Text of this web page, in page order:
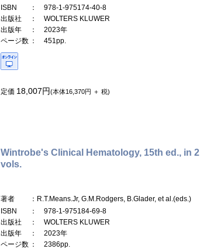
ISBN
： 978-1-975174-40-8
出版社
： WOLTERS KLUWER
出版年
： 2023年
ページ数 ： 451pp.
定価 18,007円(本体16,370円 ＋ 税)
Wintrobe's Clinical Hematology, 15th ed., in 2
vols.
著者
：R.T.Means.Jr, G.M.Rodgers, B.Glader, et al.(eds.)
ISBN
： 978-1-975184-69-8
出版社
： WOLTERS KLUWER
出版年
： 2023年
ページ数 ： 2386pp.